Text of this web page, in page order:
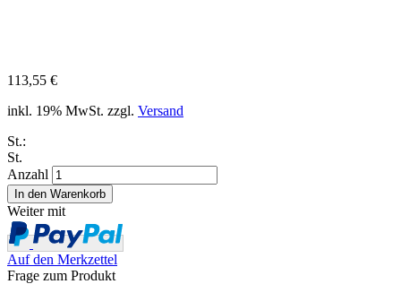
113,55 €
inkl. 19% MwSt. zzgl. Versand
St.:
St.
Anzahl
Weiter mit
Auf den Merkzettel
Frage zum Produkt